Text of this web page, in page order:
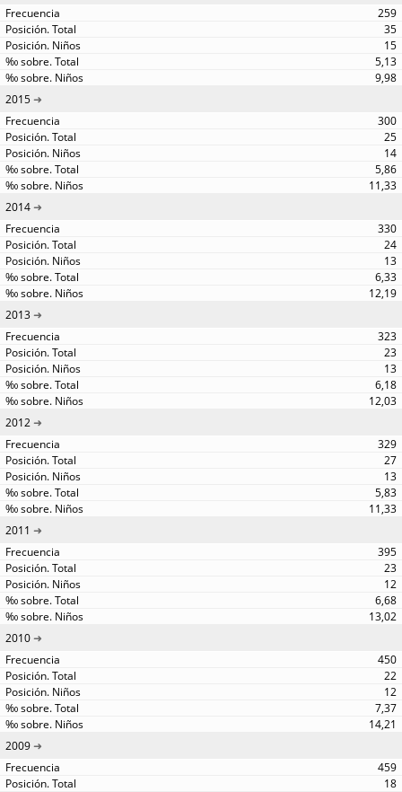
259
35
15
5,13
9,98
2015
300
25
14
5,86
11,33
2014
330
24
13
6,33
12,19
2013
323
23
13
6,18
12,03
2012
329
27
13
5,83
11,33
2011
395
23
12
6,68
13,02
2010
450
22
12
7,37
14,21
2009
459
18